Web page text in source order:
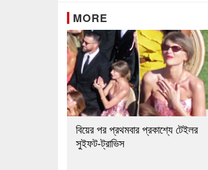
MORE
বিয়ের পর প্রথমবার প্রকাশ্যে টেইলর
সুইফট-ট্রাভিস